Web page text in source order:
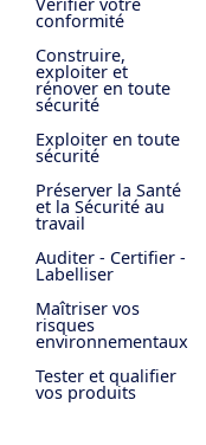
conformité
Construire,
exploiter et
rénover en toute
sécurité
Exploiter en toute
sécurité
Préserver la Santé
et la Sécurité au
travail
Auditer - Certifier -
Labelliser
Maîtriser vos
risques
environnementaux
Tester et qualifier
vos produits